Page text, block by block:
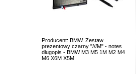
Producent: BMW. Zestaw
prezentowy czarny "///M" - notes
długopis - BMW M3 M5 1M M2 M4
M6 X6M X5M